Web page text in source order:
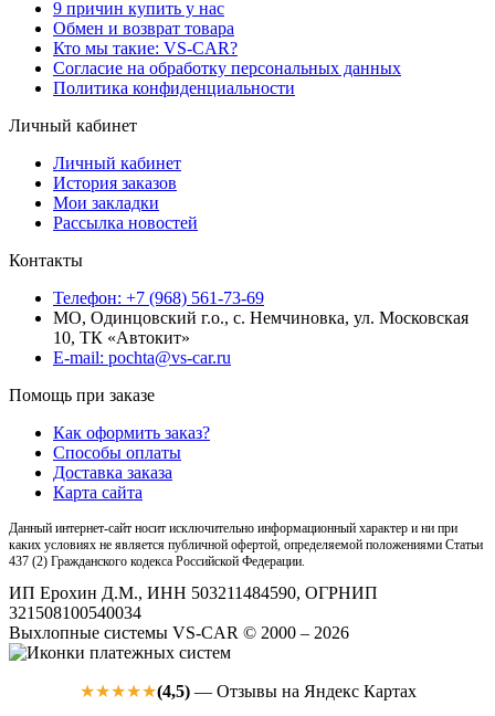
9 причин купить у нас
Обмен и возврат товара
Кто мы такие: VS-CAR?
Согласие на обработку персональных данных
Политика конфиденциальности
Личный кабинет
Личный кабинет
История заказов
Мои закладки
Рассылка новостей
Контакты
Телефон: +7 (968) 561-73-69
МО, Одинцовский г.о., с. Немчиновка, ул. Московская
10, ТК «Автокит»
E-mail: pochta@vs-car.ru
Помощь при заказе
Как оформить заказ?
Способы оплаты
Доставка заказа
Карта сайта
Данный интернет-сайт носит исключительно информационный характер и ни при
каких условиях не является публичной офертой, определяемой положениями Статьи
437 (2) Гражданского кодекса Российской Федерации.
ИП Ерохин Д.М., ИНН 503211484590, ОГРНИП
321508100540034
Выхлопные системы VS-CAR © 2000 – 2026
★★★★★(4,5)— Отзывы на Яндекс Картах